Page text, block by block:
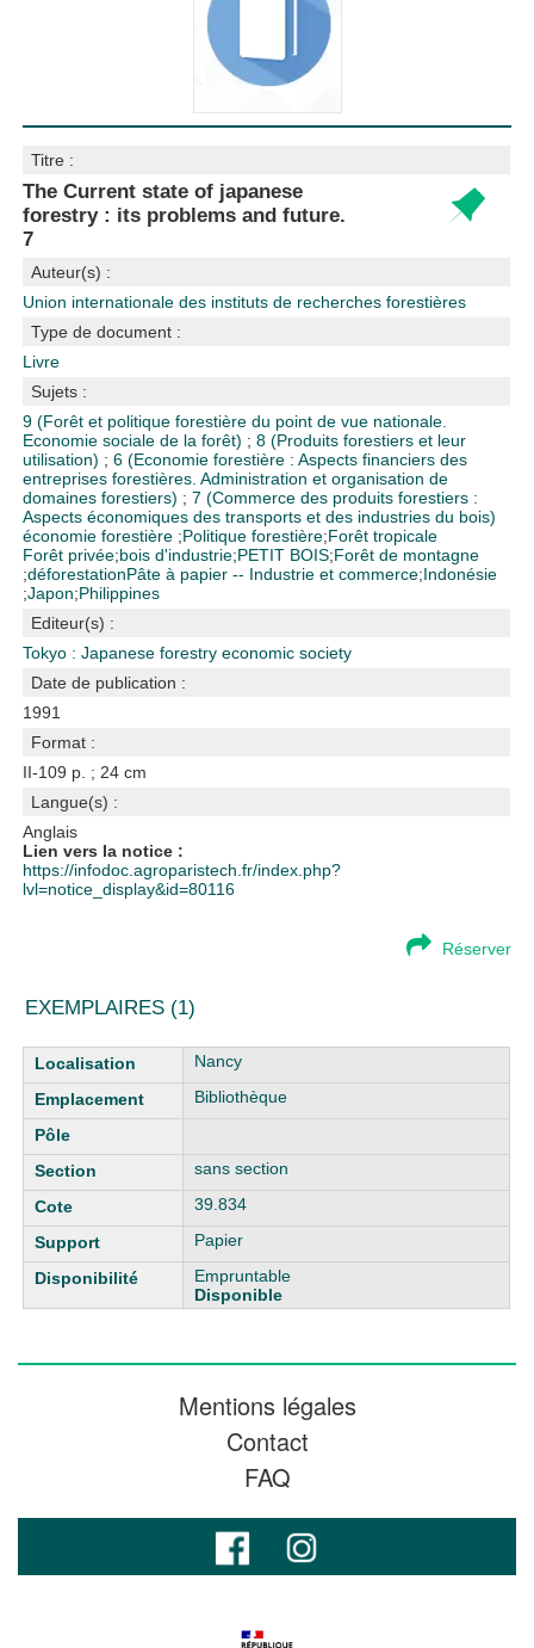
Titre :
The Current state of japanese
forestry : its problems and future.
7
Auteur(s) :
Union internationale des instituts de recherches forestières
Type de document :
Livre
Sujets :
9 (Forêt et politique forestière du point de vue nationale.
Economie sociale de la forêt) ;8 (Produits forestiers et leur
utilisation) ;6 (Economie forestière : Aspects financiers des
entreprises forestières. Administration et organisation de
domaines forestiers) ;7 (Commerce des produits forestiers :
Aspects économiques des transports et des industries du bois)
économie forestière ;Politique forestière;Forêt tropicale
Forêt privée;bois d'industrie;PETIT BOIS;Forêt de montagne
;déforestationPâte à papier -- Industrie et commerce;Indonésie
;Japon;Philippines
Editeur(s) :
Tokyo : Japanese forestry economic society
Date de publication :
1991
Format :
II-109 p. ; 24 cm
Langue(s) :
Anglais
Lien vers la notice :
https://infodoc.agroparistech.fr/index.php?
lvl=notice_display&id=80116
Réserver
EXEMPLAIRES (1)
Liste des exemplaires
Nancy
Bibliothèque
sans section
39.834
Papier
Empruntable
Disponible
Mentions légales
Contact
FAQ